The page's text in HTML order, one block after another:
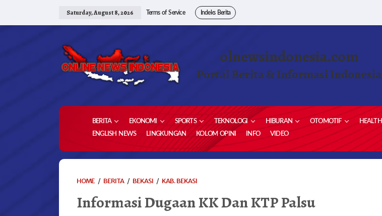
Saturday, August 8, 2026 Terms of Service Indeks Berita
olnewsindonesia.com
Portal Berita & Informasi Indonesia
BERITA EKONOMI SPORTS TEKNOLOGI HIBURAN OTOMOTIF HEALTH
ENGLISH NEWS
LINGKUNGAN KOLOM OPINI INFO VIDEO
HOME / BERITA / BEKASI / KAB. BEKASIINFORMASI
KK
DAN
Informasi Dugaan KK Dan KTP Palsu